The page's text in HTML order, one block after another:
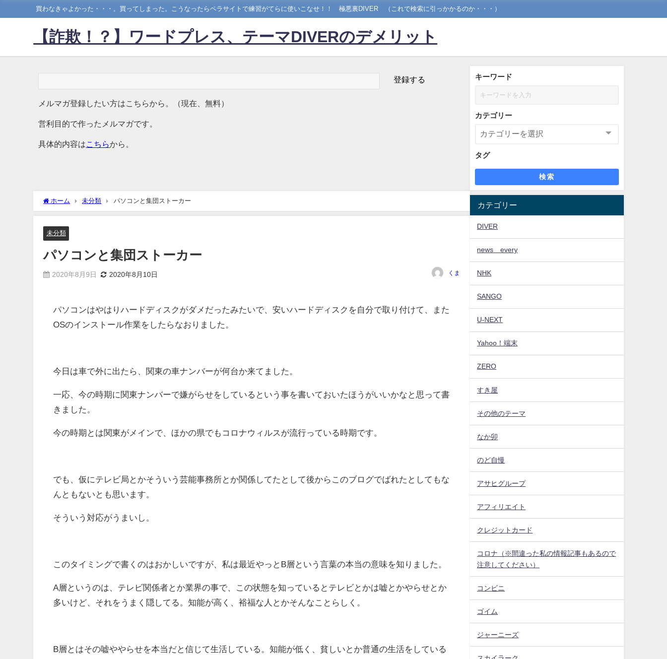
買わなきゃよかった・・・。買ってしまった。こうなったらペラサイトで練習がてらに使いこなせ！！ 極悪裏DIVER （これで検索に引っかかるのか・・・）
【詐欺！？】ワードプレス、テーマDIVERのデメリット
メルマガ登録したい方はこちらから。（現在、無料）
営利目的で作ったメルマガです。
具体的内容は こちらから。
ホーム 未分類 パソコンと集団ストーカー
未分類
パソコンと集団ストーカー
2020年8月9日 2020年8月10日 くま
パソコンはやはりハードディスクがダメだったみたいで、安いハードディスクを自分で取り付けて、また
OSのインストール作業をしたらなおりました。
今日は車で外に出たら、関東の車ナンバーが何台か来てました。
一応、今の時期に関東ナンバーで嫌がらせをしているという事を書いておいたほうがいいかなと思って書
きました。
今の時期とは関東がメインで、ほかの県でもコロナウィルスが流行っている時期です。
でも、仮にテレビ局とかそういう芸能事務所とか関係してたとして後からこのブログでばれたとしてもな
んともないとも思います。
そういう対応がうまいし。
このタイミングで書くのはおかしいですが、私は最近やっとB層という言葉の本当の意味を知りました。
A層というのは、テレビ関係者とか業界の事で、この状態を知っているとテレビとかは嘘とかやらせとか
多いけど、それをうまく隠してる。知能が高く、裕福な人とかそんなことらしく。
B層とはその嘘ややらせを本当だと信じて生活している。知能が低く、貧しいとか普通の生活をしている
キーワード
カテゴリー
タグ
検索
カテゴリー
DIVER
news every
NHK
SANGO
U-NEXT
Yahoo！端末
ZERO
すき屋
その他のテーマ
なか卯
のど自慢
アサヒグループ
アフィリエイト
クレジットカード
コロナ（※間違った私の情報記事もあるので
注意してください）
コンビニ
ゴイム
ジャーニーズ